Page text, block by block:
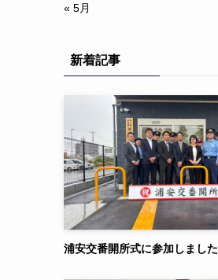
« 5月
新着記事
浦安交番開所式に参加しました